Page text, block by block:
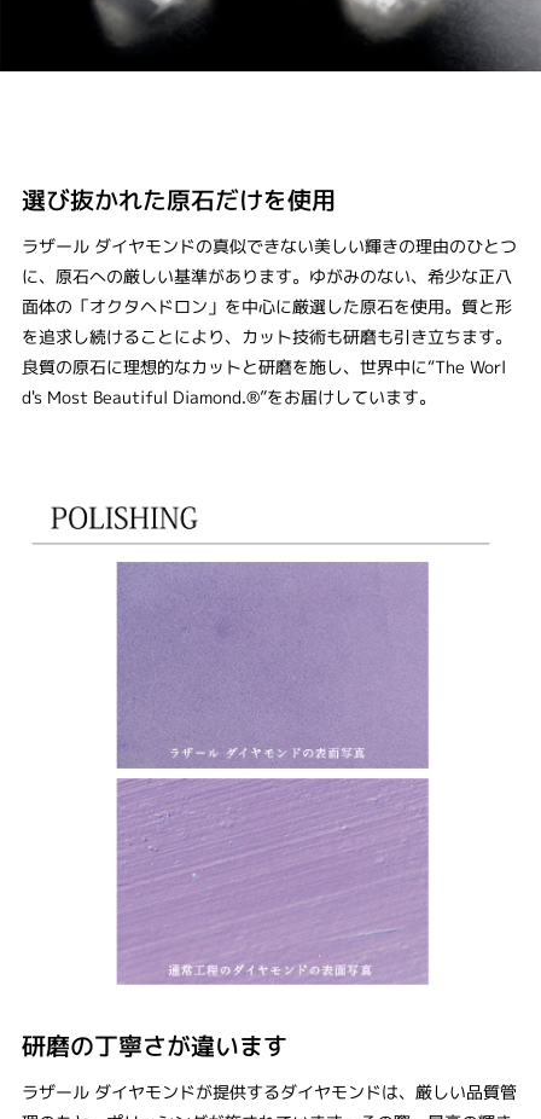
選び抜かれた原石だけを使用
ラザール ダイヤモンドの真似できない美しい輝きの理由のひとつ
に、原石への厳しい基準があります。ゆがみのない、希少な正八
面体の「オクタヘドロン」を中心に厳選した原石を使用。質と形
を追求し続けることにより、カット技術も研磨も引き立ちます。
良質の原石に理想的なカットと研磨を施し、世界中に“The Worl
d's Most Beautiful Diamond.®”をお届けしています。
研磨の丁寧さが違います
ラザール ダイヤモンドが提供するダイヤモンドは、厳しい品質管